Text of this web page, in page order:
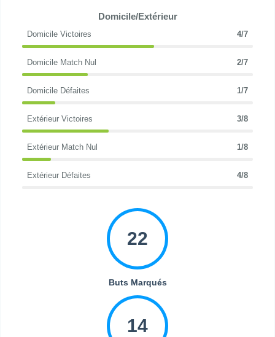
Domicile/Extérieur
Domicile Victoires 4/7
Domicile Match Nul 2/7
Domicile Défaites 1/7
Extérieur Victoires 3/8
Extérieur Match Nul 1/8
Extérieur Défaites 4/8
22
Buts Marqués
14